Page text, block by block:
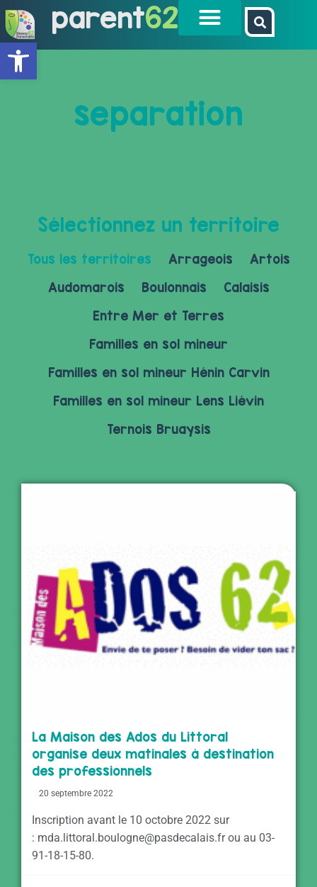
Ouvrir la barre d’outils
parent62
separation
Sélectionnez un territoire
Tous les territoires Arrageois
Artois
Audomarois
Boulonnais
Calaisis
Entre Mer et Terres
Familles en sol mineur
Familles en sol mineur Hénin Carvin
Familles en sol mineur Lens Liévin
Ternois Bruaysis
La Maison des Ados du Littoral
organise deux matinales à destination
des professionnels
20 septembre 2022
Inscription avant le 10 octobre 2022 sur
: mda.littoral.boulogne@pasdecalais.fr ou au 03-
91-18-15-80.